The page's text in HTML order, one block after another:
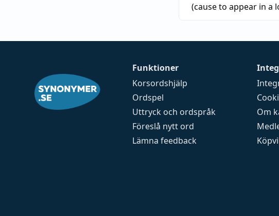
(cause to appear in a
Funktioner
Korsordshjälp
Ordspel
Uttryck och ordspråk
Föreslå nytt ord
Lämna feedback
Om